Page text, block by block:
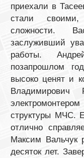
приехали в
стали
сложности.
заслуживший
работы.
позапрошлом
высоко ценят и
Владимирович
структуры МЧС.
отлично
Максим Вальчук
десяток лет.